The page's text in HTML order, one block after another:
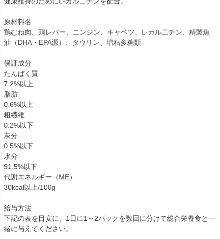
原材料名
鶏むね肉、鶏レバー、ニンジン、キャベツ、L-カル二チン、精製魚
油（DHA・EPA源）、タウリン、増粘多糖類
保証成分
たんぱく質
7.2%以上
脂肪
0.6%以上
粗繊維
0.2%以下
灰分
0.5%以下
水分
91.5%以下
代謝エネルギー（ME）
30kcal以上/100g
給与方法
下記の表を目安に、1日に1～2パックを数回に分けて総合栄養食と一
緒に与えてください。